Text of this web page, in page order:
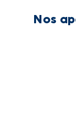
Nos